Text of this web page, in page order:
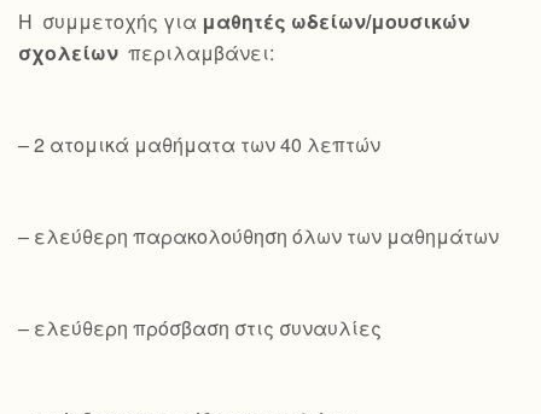
Η συμμετοχής για μαθητές ωδείων/μουσικών
σχολείων περιλαμβάνει:
– 2 ατομικά μαθήματα των 40 λεπτών
– ελεύθερη παρακολούθηση όλων των μαθημάτων
– ελεύθερη πρόσβαση στις συναυλίες